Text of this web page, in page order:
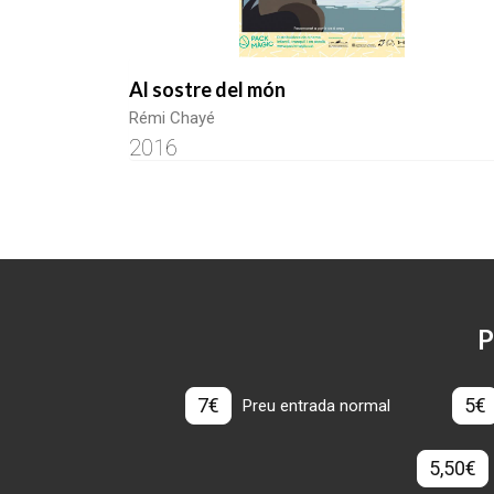
Al sostre del món
Rémi Chayé
2016
7€ Preu entrada normal 5€
5,50€